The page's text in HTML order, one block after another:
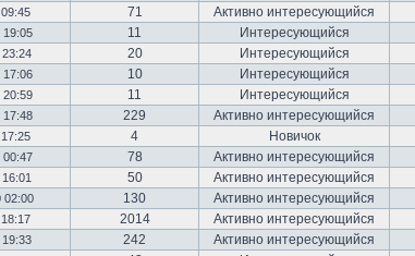
71 Активно интересующийся
19:05 11 Интересующийся
20 Интересующийся
10 Интересующийся
20:59 11 Интересующийся
17:48 229 Активно интересующийся
4 Новичок
78 Активно интересующийся
50 Активно интересующийся
02:00 130 Активно интересующийся
2014 Активно интересующийся
242 Активно интересующийся